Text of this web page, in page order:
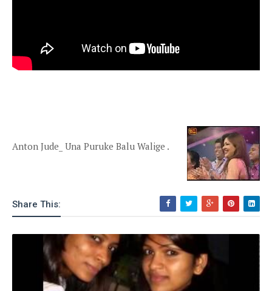
Anton Jude_ Una Puruke Balu Walige .
Share This: